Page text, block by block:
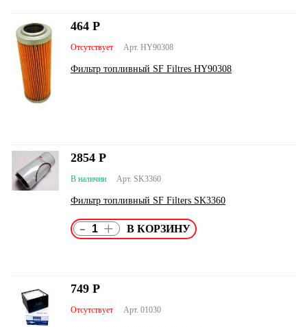
Арт. HY90308
Отсутствует
Фильтр топливный SF Filtres HY90308
464 Р
Арт. SK3360
В наличии
Фильтр топливный SF Filters SK3360
2854 Р
- +
Арт. 01030
Отсутствует
749 Р